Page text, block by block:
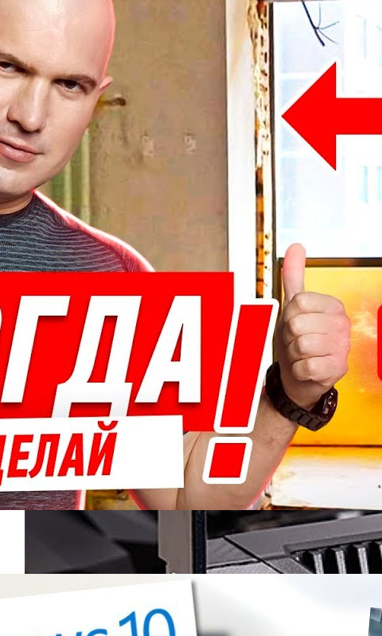
Windows 10 запрещает установку Chrome! Выход RTX
2080ti перенесён, Halo5 на PC и Wolfenstein3 быть!
goodchoiceshow
14 Просмотры